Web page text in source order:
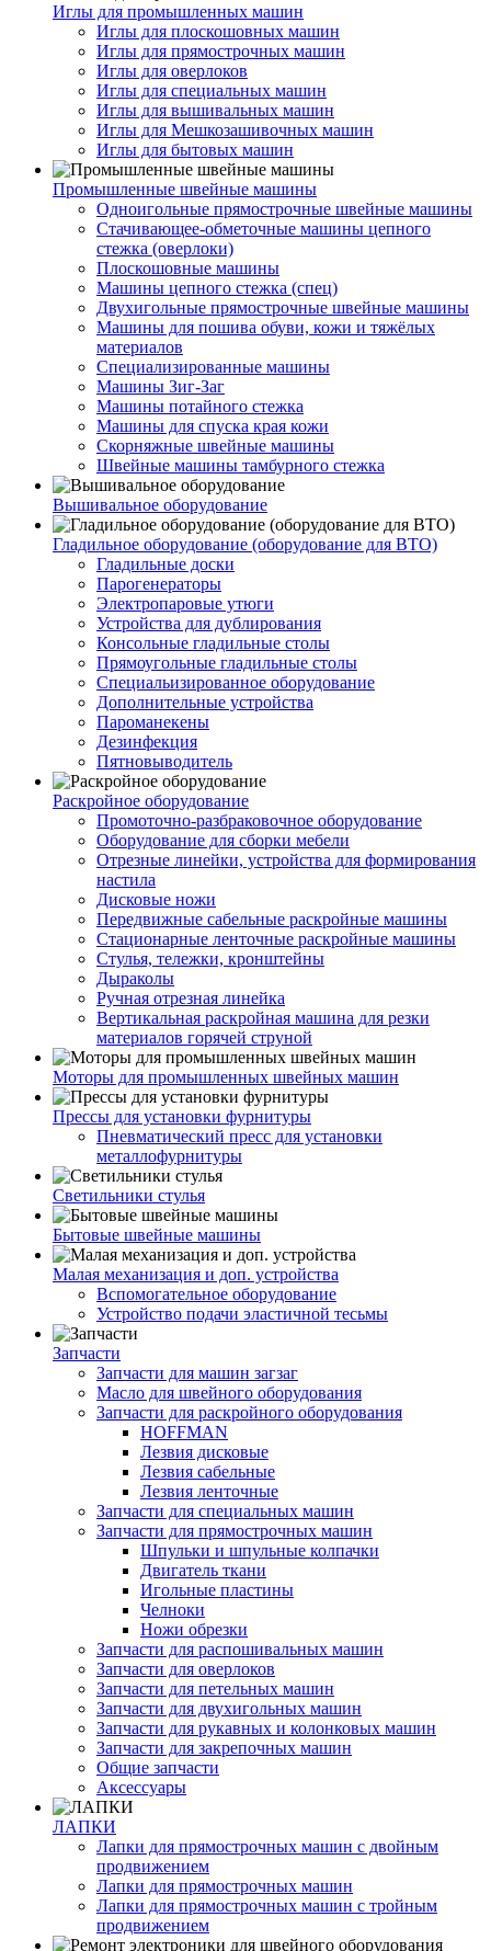
Иглы для промышленных машин
Иглы для плоскошовных машин
Иглы для прямострочных машин
Иглы для оверлоков
Иглы для специальных машин
Иглы для вышивальных машин
Иглы для Мешкозашивочных машин
Иглы для бытовых машин
Промышленные швейные машины
Одноигольные прямострочные швейные машины
Стачивающее-обметочные машины цепного
стежка (оверлоки)
Плоскошовные машины
Машины цепного стежка (спец)
Двухигольные прямострочные швейные машины
Машины для пошива обуви, кожи и тяжёлых
материалов
Специализированные машины
Машины Зиг-Заг
Машины потайного стежка
Машины для спуска края кожи
Скорняжные швейные машины
Швейные машины тамбурного стежка
Вышивальное оборудование
Гладильное оборудование (оборудование для ВТО)
Гладильные доски
Парогенераторы
Электропаровые утюги
Устройства для дублирования
Консольные гладильные столы
Прямоугольные гладильные столы
Специальизированное оборудование
Дополнительные устройства
Пароманекены
Дезинфекция
Пятновыводитель
Раскройное оборудование
Промоточно-разбраковочное оборудование
Оборудование для сборки мебели
Отрезные линейки, устройства для формирования
настила
Дисковые ножи
Передвижные сабельные раскройные машины
Стационарные ленточные раскройные машины
Стулья, тележки, кронштейны
Дыраколы
Ручная отрезная линейка
Вертикальная раскройная машина для резки
материалов горячей струной
Моторы для промышленных швейных машин
Прессы для установки фурнитуры
Пневматический пресс для установки
металлофурнитуры
Светильники стулья
Бытовые швейные машины
Малая механизация и доп. устройства
Вспомогательное оборудование
Устройство подачи эластичной тесьмы
Запчасти
Запчасти для машин загзаг
Масло для швейного оборудования
Запчасти для раскройного оборудования
HOFFMAN
Лезвия дисковые
Лезвия сабельные
Лезвия ленточные
Запчасти для специальных машин
Запчасти для прямострочных машин
Шпульки и шпульные колпачки
Двигатель ткани
Игольные пластины
Челноки
Ножи обрезки
Запчасти для распошивальных машин
Запчасти для оверлоков
Запчасти для петельных машин
Запчасти для двухигольных машин
Запчасти для рукавных и колонковых машин
Запчасти для закрепочных машин
Общие запчасти
Аксессуары
ЛАПКИ
Лапки для прямострочных машин с двойным
продвижением
Лапки для прямострочных машин
Лапки для прямострочных машин с тройным
продвижением